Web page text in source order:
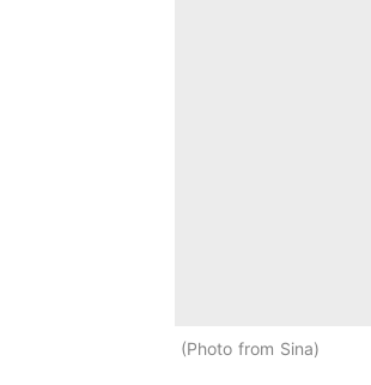
Photo from Sina